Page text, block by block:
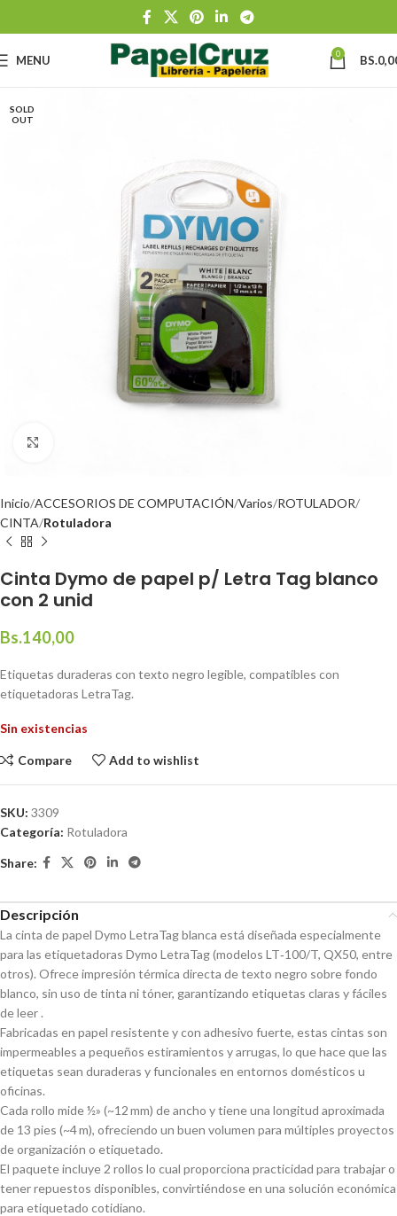
MENU 0 BS.
SOLD
OUT
Inicio ACCESORIOS DE COMPUTACIÓN Varios ROTULADOR
CINTA Rotuladora
Cinta Dymo de papel p/ Letra Tag blanco
con 2 unid
Bs.140,00
Etiquetas duraderas con texto negro legible, compatibles con
etiquetadoras LetraTag.
Sin existencias
Compare Add to wishlist
SKU: 3309
Categoría: Rotuladora
Share:
Descripción
La cinta de papel Dymo LetraTag blanca está diseñada especialmente
para las etiquetadoras Dymo LetraTag (modelos LT‑100/T, QX50, entre
otros). Ofrece impresión térmica directa de texto negro sobre fondo
blanco, sin uso de tinta ni tóner, garantizando etiquetas claras y fáciles
de leer .
Fabricadas en papel resistente y con adhesivo fuerte, estas cintas son
impermeables a pequeños estiramientos y arrugas, lo que hace que las
etiquetas sean duraderas y funcionales en entornos domésticos u
oficinas.
Cada rollo mide ½» (~12 mm) de ancho y tiene una longitud aproximada
de 13 pies (~4 m), ofreciendo un buen volumen para múltiples proyectos
de organización o etiquetado.
El paquete incluye 2 rollos lo cual proporciona practicidad para trabajar o
tener repuestos disponibles, convirtiéndose en una solución económica
para etiquetado cotidiano.